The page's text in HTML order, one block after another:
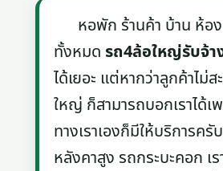
หอพัก ร้านค้า บ้าน ห้องเ
ทั้งหมดรถ4ล้อใหญ่รับจ้
ได้เยอะ แต่หากว่าลูกค้าไม่
ใหญ่ ก็สามารถบอกเราได้เ
ทางเราเองก็มีให้บริการครั
หลังคาสูง รถกระบะคอก เ